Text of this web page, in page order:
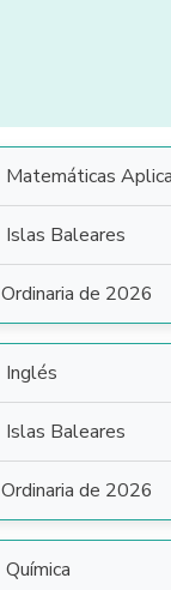
Matemáticas Aplicadas a
Islas Baleares
Ordinaria de 2026
Inglés
Islas Baleares
Ordinaria de 2026
Química